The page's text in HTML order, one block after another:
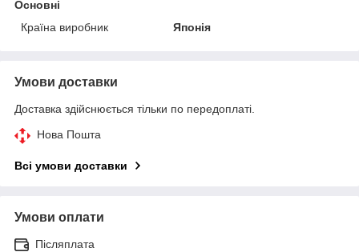
Основні
Країна виробник
Японія
Умови доставки
Доставка здійснюється тільки по передоплаті.
Нова Пошта
Всі умови доставки
Умови оплати
Післяплата